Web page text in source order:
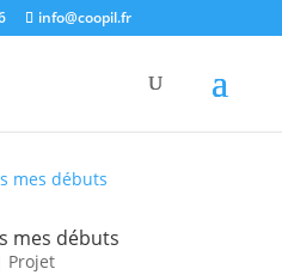
info@coopil.fr
mes débuts
Projet